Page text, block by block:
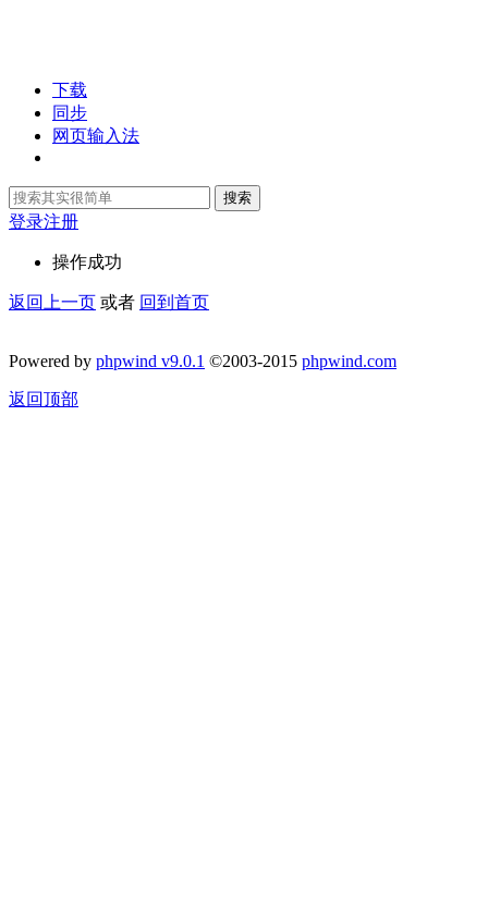
下载
同步
网页输入法
搜索
登录注册
操作成功
返回上一页 或者 回到首页
Powered by phpwind v9.0.1 ©2003-2015 phpwind.com
返回顶部